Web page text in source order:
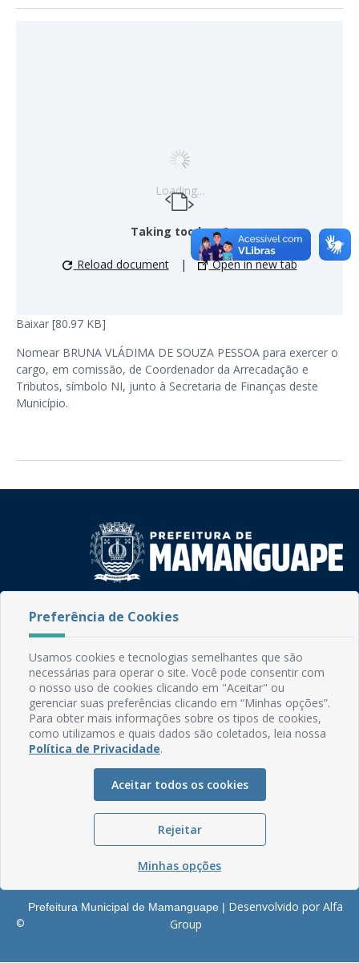
Loading...
Taking too long?
Reload document | Open in new tab
Baixar [80.97 KB]
Nomear BRUNA VLÁDIMA DE SOUZA PESSOA para exercer o
cargo, em comissão, de Coordenador da Arrecadação e
Tributos, símbolo NI, junto à Secretaria de Finanças deste
Município.
CEP: 58.280-000 - Mamanguape/PB
Fone: (83) 3292-2246
Email: comunicacao@mamanguape.pb.gov.br
Expediente: Segunda à Sexta, das 08h às 13h
Mapa do Site
Perguntas frequentes
Glossário
Serviços Internos
©
Prefeitura Municipal de Mamanguape | Desenvolvido por Alfa
Group
Preferência de Cookies
Usamos cookies e tecnologias semelhantes que são
necessárias para operar o site. Você pode consentir com
o nosso uso de cookies clicando em "Aceitar" ou
gerenciar suas preferências clicando em “Minhas opções”.
Para obter mais informações sobre os tipos de cookies,
como utilizamos e quais dados são coletados, leia nossa
Política de Privacidade.
Aceitar todos os cookies
Rejeitar
Minhas opções